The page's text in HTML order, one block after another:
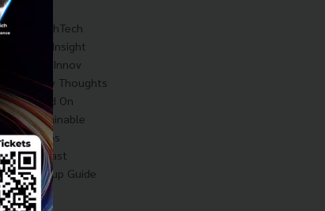
HealthTech
Exec Insight
Corp Innov
Saucy Thoughts
Based On
Sustainable
Videos
Podcast
Startup Guide